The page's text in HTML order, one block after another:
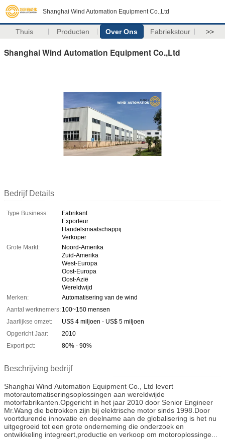
Shanghai Wind Automation Equipment Co.,Ltd
Thuis Producten Over Ons Fabriekstour >>
Shanghai Wind Automation Equipment Co.,Ltd
Bedrijf Details
Type Business:
Fabrikant
Exporteur
Handelsmaatschappij
Verkoper
Grote Markt:
Noord-Amerika
Zuid-Amerika
West-Europa
Oost-Europa
Oost-Azië
Wereldwijd
Merken:
Automatisering van de wind
Aantal werknemers: 100~150 mensen
Jaarlijkse omzet:
US$ 4 miljoen - US$ 5 miljoen
Opgericht Jaar:
2010
Export pct:
80% - 90%
Beschrijving bedrijf
Shanghai Wind Automation Equipment Co., Ltd levert
motorautomatiseringsoplossingen aan wereldwijde
motorfabrikanten. Opgericht in het jaar 2010 door Senior Engineer
Mr.Wang die betrokken zijn bij elektrische motor sinds 1998. Door
voortdurende innovatie en deelname aan de globalisering is het nu
uitgegroeid tot een grote onderneming die onderzoek en
ontwikkeling integreert,productie en verkoop om motoroplossingen